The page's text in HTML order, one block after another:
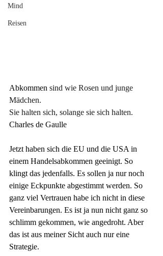
Mind
Reisen
Abkommen sind wie Rosen und junge
Mädchen.
Sie halten sich, solange sie sich halten.
Charles de Gaulle
Jetzt haben sich die EU und die USA in
einem Handelsabkommen geeinigt. So
klingt das jedenfalls. Es sollen ja nur noch
einige Eckpunkte abgestimmt werden. So
ganz viel Vertrauen habe ich nicht in diese
Vereinbarungen. Es ist ja nun nicht ganz so
schlimm gekommen, wie angedroht. Aber
das ist aus meiner Sicht auch nur eine
Strategie.